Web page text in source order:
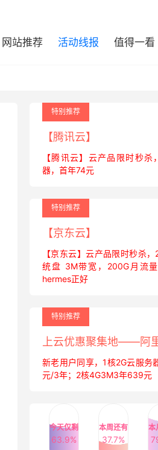
网站推荐 活动线报 值得一看
特别推荐
【腾讯云】
【腾讯云】云产品限时秒杀
器，首年74元
特别推荐
【京东云】
【京东云】云产品限时秒杀
统盘 3M带宽，200G月流
hermes正好
特别推荐
上云优惠聚集地——阿
新老用户同享，1核2G云服务
元/3年；2核4G3M3年639元
今天仅剩
63.9%
本周还有
37.7%
本